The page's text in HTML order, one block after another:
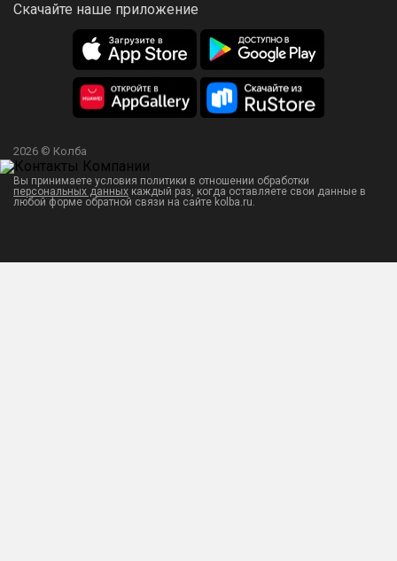
Скачайте наше приложение
2026 © Колба
Вы принимаете условия политики в отношении обработки
персональных данных каждый раз, когда оставляете свои данные в
любой форме обратной связи на сайте kolba.ru.